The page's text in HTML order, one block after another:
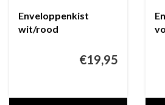
Enveloppenkist
wit/rood
€19,95